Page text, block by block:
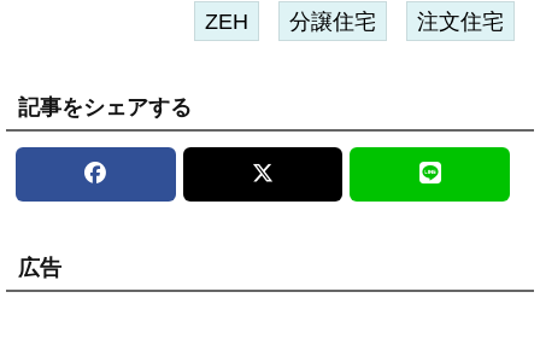
ZEH 分譲住宅 注文住宅
記事をシェアする
広告